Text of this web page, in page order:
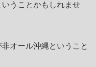
うことかもしれませ
オール沖縄ということ